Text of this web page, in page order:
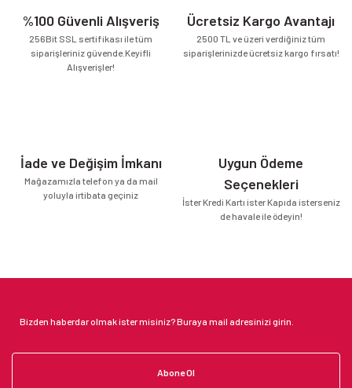
%100 Güvenli Alışveriş
256Bit SSL sertifikası ile tüm
siparişleriniz güvende.Keyifli
Alışverişler!
Ücretsiz Kargo Avantajı
2500 TL ve üzeri verdiğiniz tüm
siparişlerinizde ücretsiz kargo fırsatı!
İade ve Değişim İmkanı
Mağazamızla telefon ya da mail
yoluyla irtibata geçiniz
Uygun Ödeme
Seçenekleri
İster Kredi Kartı ister Kapıda isterseniz
de havale ile ödeyin!
Abone Ol